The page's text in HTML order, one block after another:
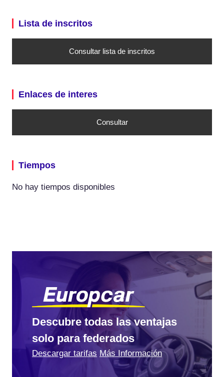
Lista de inscritos
Consultar lista de inscritos
Enlaces de interes
Consultar
Tiempos
No hay tiempos disponibles
Descubre todas las ventajas
solo para federados
Descargar tarifas Más Información